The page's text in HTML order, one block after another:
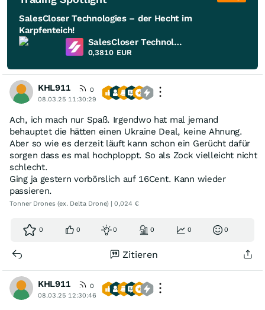
SalesCloser Technologies – der Hecht im
Karpfenteich!
SalesCloser Technologies
0,3810 EUR
KHL911
0
08.03.25 11:30:29
Ach, ich mach nur Spaß. Irgendwo hat mal jemand
behauptet die hätten einen Ukraine Deal, keine Ahnung.
Aber so wie es derzeit läuft kann schon ein Gerücht dafür
sorgen dass es mal hochploppt. So als Zock vielleicht nicht
schlecht.
Ging ja gestern vorbörslich auf 16Cent. Kann wieder
passieren.
Tonner Drones (ex. Delta Drone) | 0,024 €
0 0 0 0 0 0
Zitieren
KHL911
0
08.03.25 12:30:46